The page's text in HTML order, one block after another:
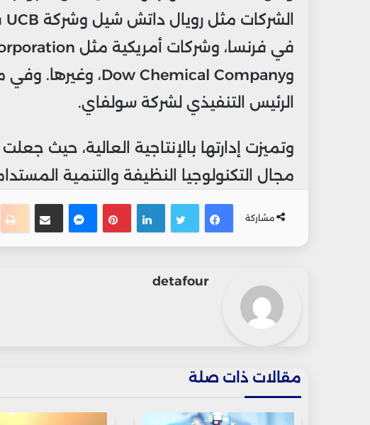
الرئيس التنفيذي لشركة سولفاي.
وتميزت إدارتها بالإنتاجية العالية، حيث
مجال التكنولوجيا النظيفة والتنمية
مشاركة
فيسبوك
تويتر لينكدإنبينتيريست
ماسنجرمشاركة عبر البريد
detafour
مقالات ذات صلة